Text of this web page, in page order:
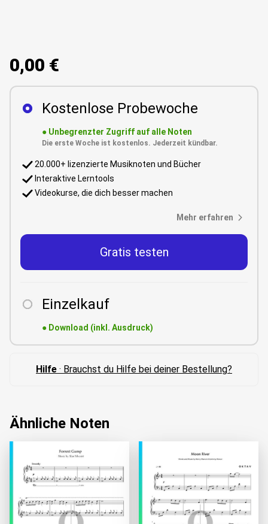
0,00 €
Kostenlose Probewoche
● Unbegrenzter Zugriff auf alle Noten
Die erste Woche ist kostenlos. Jederzeit kündbar.
20.000+ lizenzierte Musiknoten und Bücher
Interaktive Lerntools
Videokurse, die dich besser machen
Mehr erfahren
Gratis testen
Einzelkauf
● Download (inkl. Ausdruck)
Hilfe · Brauchst du Hilfe bei deiner Bestellung?
Ähnliche Noten